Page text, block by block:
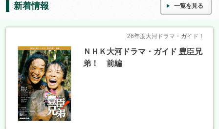
新着情報 一覧を見る
26年度大河ドラマ・ガイド！
ＮＨＫ大河ドラマ・ガイド 豊臣兄
弟！ 前編